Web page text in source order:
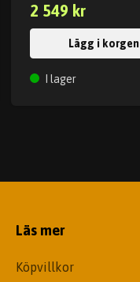
2 549 kr
Lägg i korgen
I lager
Läs mer
Köpvillkor